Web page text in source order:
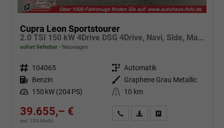
Cupra Leon Sportstourer
2.0 TSI 150 kW 4Drive DSG 4Drive, Navi, Side, Matrix, el. Klappe, 18-Zoll, 5 J.-Garantie
sofort lieferbar Neuwagen
Fahrzeugnr. 104065 Getriebe Automatik
Kraftstoff Benzin Außenfarbe
Graphene Grau Metallic
Leistung 150 kW (204 PS) Kilometerstand 10 km
39.655,– €
incl. 19% MwSt.
Angebot anfordern
Fahrzeugexpose (PDF)